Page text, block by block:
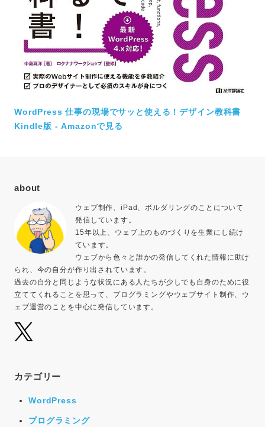
WordPress 仕事の現場でサッと使える！デザイン教科書
Kindle版 - Amazonで見る
about
ウェブ制作、iPad、ボルダリングのことについて
発信しています。
15年以上、ウェブ上のものづくりを生業にし続け
ています。
ウェブから色々と誰かの発信してくれた情報に助け
られ、今の自分が作り出されています。
過去の自分と同じような状況にある人たちが少しでも自身のために役
立ててくれることを思って、プログラミングやウェブサイト制作、ウ
ェブ運営のことを中心に発信しています。
カテゴリー
WordPress
プログラミング